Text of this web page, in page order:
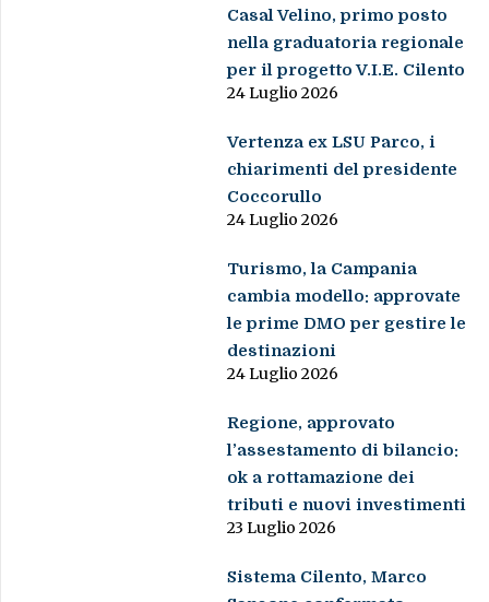
Casal Velino, primo posto
nella graduatoria regionale
per il progetto V.I.E. Cilento
24 Luglio 2026
Vertenza ex LSU Parco, i
chiarimenti del presidente
Coccorullo
24 Luglio 2026
Turismo, la Campania
cambia modello: approvate
le prime DMO per gestire le
destinazioni
24 Luglio 2026
Regione, approvato
l’assestamento di bilancio:
ok a rottamazione dei
tributi e nuovi investimenti
23 Luglio 2026
Sistema Cilento, Marco